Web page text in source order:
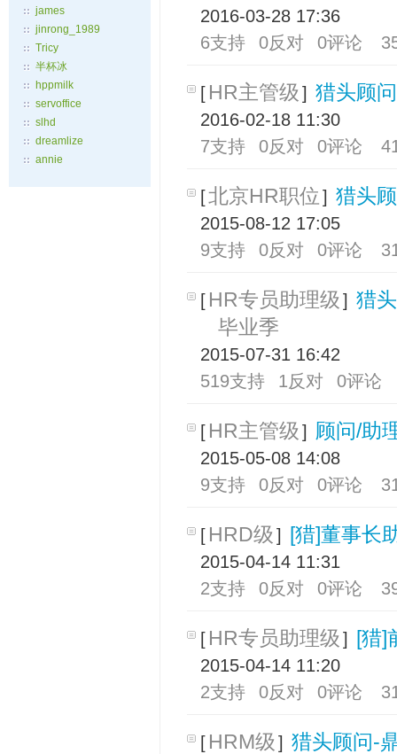
james
jinrong_1989
Tricy
半杯冰
hppmilk
servoffice
slhd
dreamlize
annie
2016-03-28 17:36
6支持
0反对 0评论
[ HR主管级] 猎头顾
2016-02-18 11:30
7支持
0反对 0评论
[北京HR职位 ] 猎头
2015-08-12 17:05
9支持
0反对 0评论
[ HR专员助理级] 猎
毕业季
2015-07-31 16:42
519支持
1反对 0评论
[ HR主管级] 顾问/助
2015-05-08 14:08
9支持
0反对 0评论
[ HRD级] [猎]董事长
2015-04-14 11:31
2支持
0反对 0评论
[ HR专员助理级] [猎]
2015-04-14 11:20
2支持
0反对 0评论
[ HRM级] 猎头顾问-